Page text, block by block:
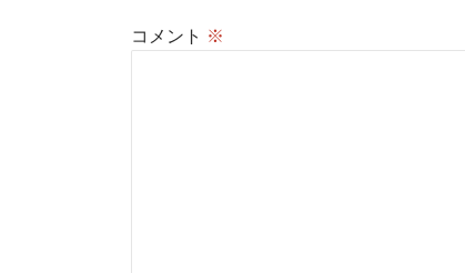
コメント ※